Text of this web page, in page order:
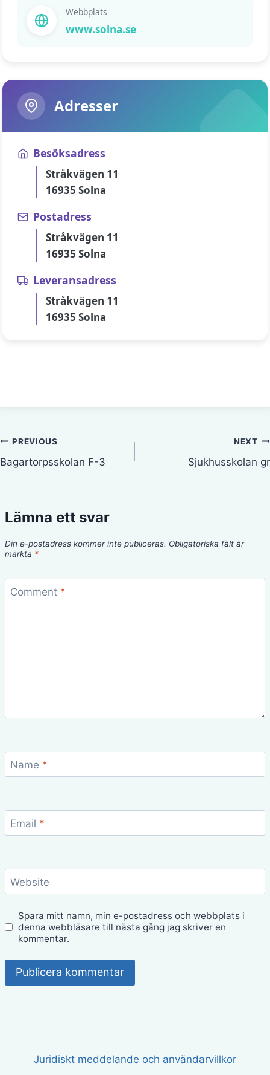
Webbplats
www.solna.se
Adresser
Besöksadress
Stråkvägen 11
16935 Solna
Postadress
Stråkvägen 11
16935 Solna
Leveransadress
Stråkvägen 11
16935 Solna
Inläggsnavigering
PREVIOUS
Bagartorpsskolan F-3
NEXT
Sjukhusskolan gr
Lämna ett svar
Din e-postadress kommer inte publiceras. Obligatoriska fält är
märkta *
Comment *
Name *
Email *
Website
Spara mitt namn, min e-postadress och webbplats i
denna webbläsare till nästa gång jag skriver en
kommentar.
Juridiskt meddelande och användarvillkor